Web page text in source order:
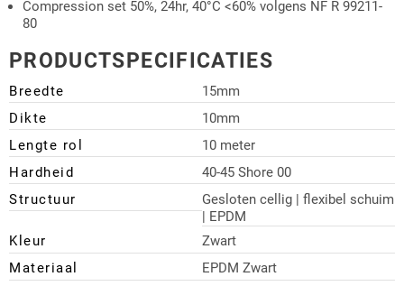
Compression set 50%, 24hr, 40°C <60% volgens NF R 99211-
80
PRODUCTSPECIFICATIES
Breedte
15mm
Dikte
10mm
Lengte rol
10 meter
Hardheid
40-45 Shore 00
Structuur
Gesloten cellig | flexibel schuim
| EPDM
Kleur
Zwart
Materiaal
EPDM Zwart